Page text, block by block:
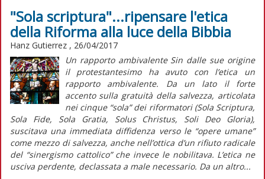
"Sola scriptura"...ripensare l'etica
della Riforma alla luce della Bibbia
Hanz Gutierrez , 26/04/2017
Un rapporto ambivalente Sin dalle sue origine
il protestantesimo ha avuto con l’etica un
rapporto ambivalente. Da un lato il forte
accento sulla gratuità della salvezza, articolata
nei cinque “sola” dei riformatori (Sola Scriptura,
Sola Fide, Sola Gratia, Solus Christus, Soli Deo Gloria),
suscitava una immediata diffidenza verso le “opere umane”
come mezzo di salvezza, anche nell’ottica d’un rifiuto radicale
del “sinergismo cattolico” che invece le nobilitava. L’etica ne
usciva perdente, declassata a male necessario. Da un altro...